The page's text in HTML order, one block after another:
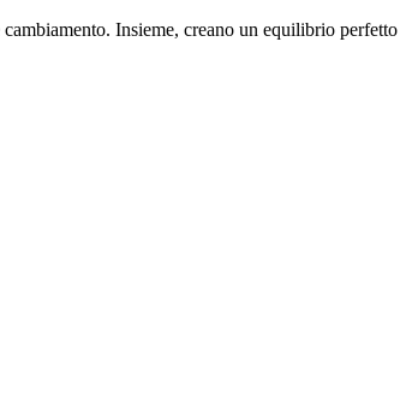
Insieme, creano un equilibrio perfetto